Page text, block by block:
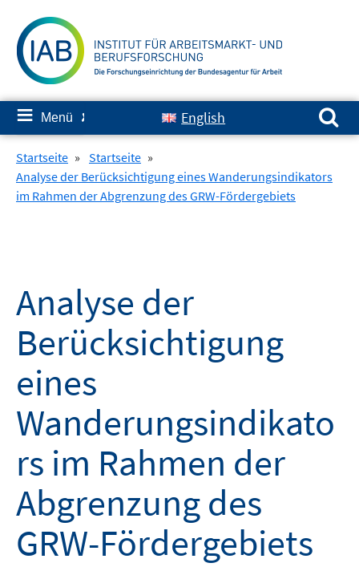
zum
Inhalt
≡ Menü ✘ English
Suchen nach:
Startseite » Startseite »
Analyse der Berücksichtigung eines Wanderungsindikators
im Rahmen der Abgrenzung des GRW-Fördergebiets
Analyse der
Berücksichtigung
eines
Wanderungsindikato
rs im Rahmen der
Abgrenzung des
GRW-Fördergebiets